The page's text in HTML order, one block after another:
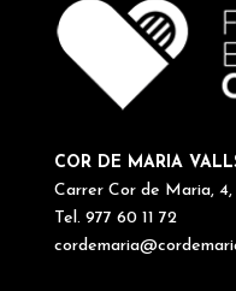
COR DE MARIA
Carrer Cor de Maria,
Tel. 977 60 11 72